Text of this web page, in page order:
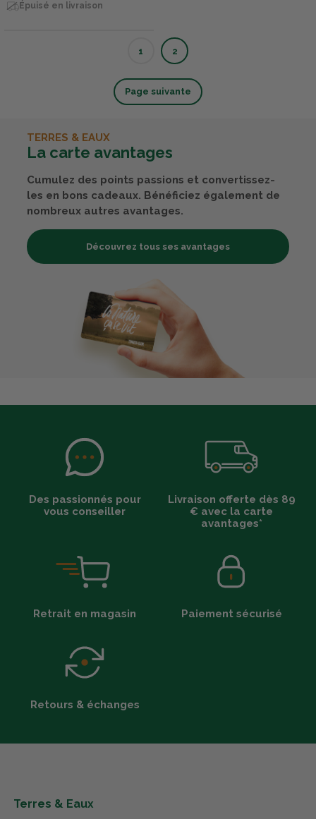
Épuisé en livraison
1 2
Page suivante
TERRES & EAUX
La carte avantages
Cumulez des points passions et convertissez-
les en bons cadeaux. Bénéficiez également de
nombreux autres avantages.
Découvrez tous ses avantages
Des passionnés pour
vous conseiller
Livraison offerte dès 89
€ avec la carte
avantages*
Retrait en magasin Paiement sécurisé
Retours & échanges
Terres & Eaux